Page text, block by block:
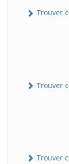
Trouver
Trouver
Trouver